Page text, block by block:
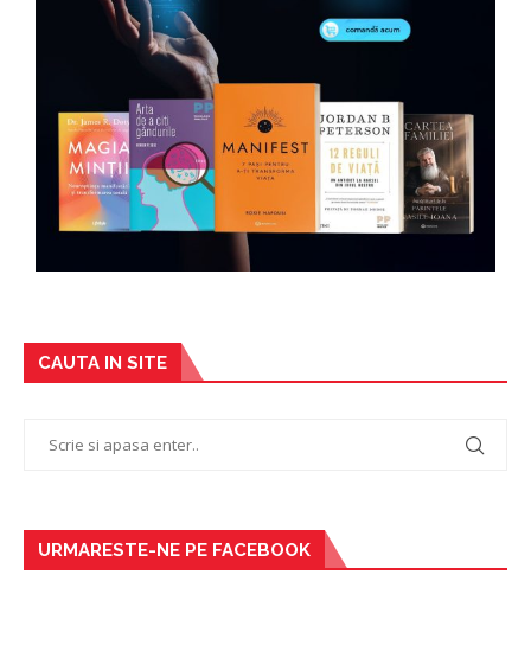
CAUTA IN SITE
URMARESTE-NE PE FACEBOOK